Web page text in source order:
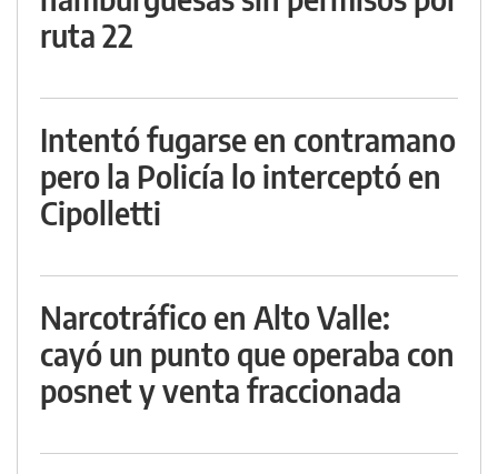
ruta 22
Intentó fugarse en contramano
pero la Policía lo interceptó en
Cipolletti
Narcotráfico en Alto Valle:
cayó un punto que operaba con
posnet y venta fraccionada